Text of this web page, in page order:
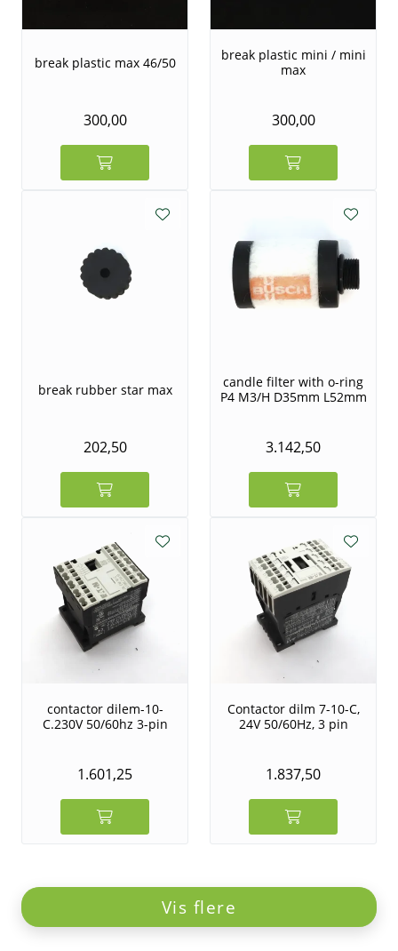
break plastic max 46/50
300,00
break plastic mini / mini
max
300,00
break rubber star max
202,50
candle filter with o-ring
P4 M3/H D35mm L52mm
3.142,50
contactor dilem-10-
C.230V 50/60hz 3-pin
1.601,25
Contactor dilm 7-10-C,
24V 50/60Hz, 3 pin
1.837,50
Vis flere